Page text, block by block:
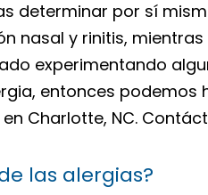
determinar por sí
nasal y rinitis,
experimentando
entonces
Charlotte, NC.
las alergias?